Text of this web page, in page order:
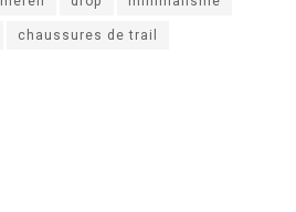
chaussures de trail